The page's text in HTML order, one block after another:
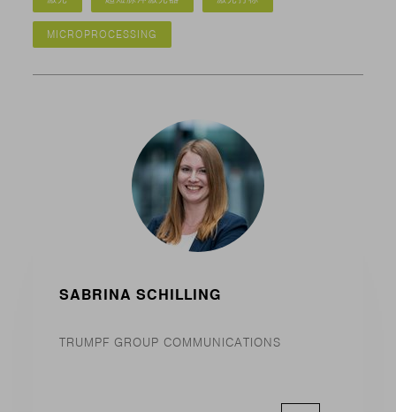
MICROPROCESSING
SABRINA SCHILLING
TRUMPF GROUP COMMUNICATIONS